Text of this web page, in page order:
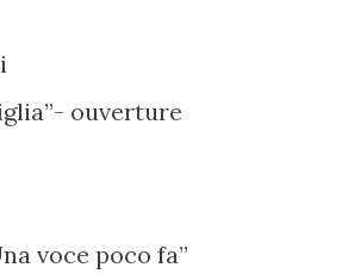
ouverture
voce poco fa”